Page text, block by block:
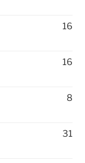
16
16
8
31